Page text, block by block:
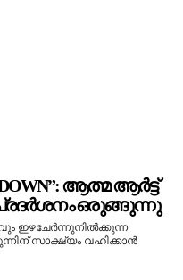
DOWN”: ആത്മ ആർട്ട്
ഒരുങ്ങുന്നു
ഇഴചേർന്നുനിൽക്കുന്ന
സാക്ഷ്യം വഹിക്കാൻ